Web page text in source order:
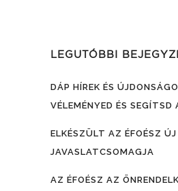
LEGUTÓBBI
DÁP HÍREK ÉS
VÉLEMÉNYED ÉS SEGÍTSD
ELKÉSZÜLT AZ ÉFOÉSZ
JAVASLATCSOMAGJA
AZ ÉFOÉSZ AZ